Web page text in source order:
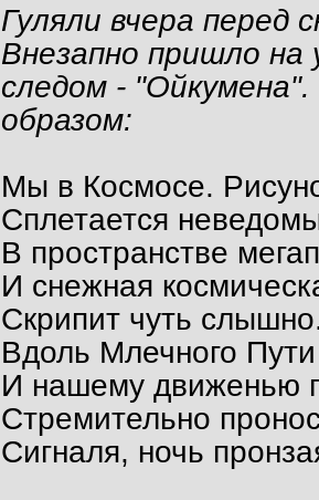
Гуляли вчера перед
Внезапно пришло на
следом -
образом:
Мы в Космосе.
Сплетается
В пространстве
И снежная
Скрипит чуть
Вдоль Млечного
И нашему движенью
Стремительно
Сигналя, ночь